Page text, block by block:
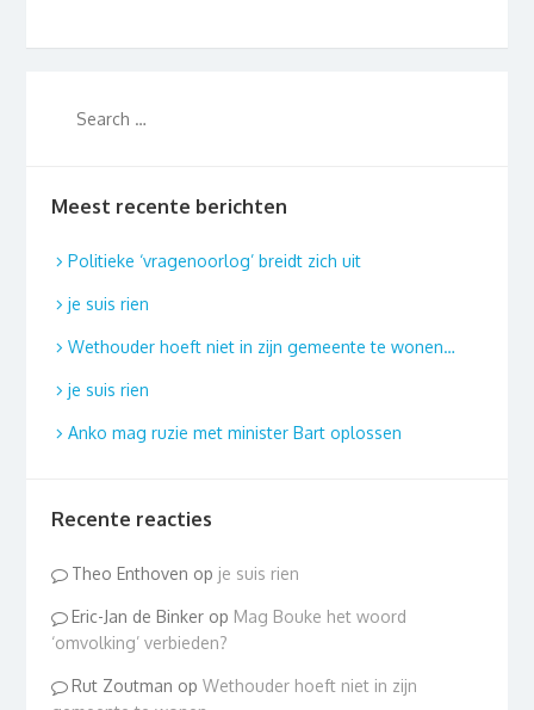
Meest recente berichten
Politieke ‘vragenoorlog’ breidt zich uit
je suis rien
Wethouder hoeft niet in zijn gemeente te wonen…
je suis rien
Anko mag ruzie met minister Bart oplossen
Recente reacties
Theo Enthoven op je suis rien
Eric-Jan de Binker op Mag Bouke het woord
‘omvolking’ verbieden?
Rut Zoutman opWethouder hoeft niet in zijn